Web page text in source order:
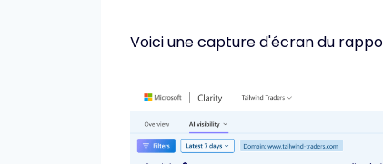
Voici une capture d'écran du